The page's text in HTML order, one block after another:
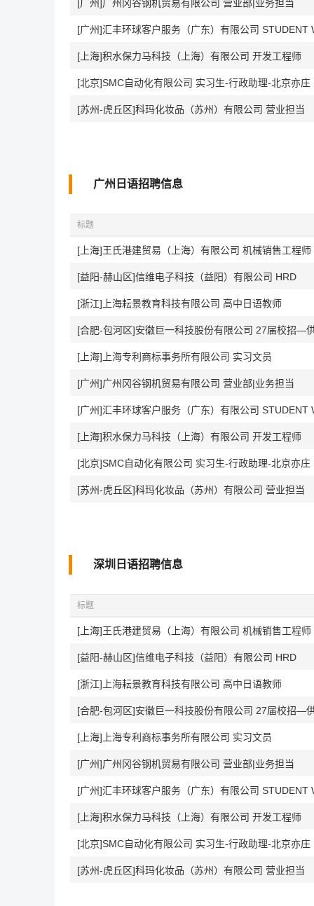
[广州]广州冈谷钢机贸易有限公司 营业部|业务担当
[上海]积水保力马科技（上海）有限公司 开发工程师
[北京]SMC自动化有限公司 实习生-行政助理-北京亦庄
[苏州-虎丘区]科玛化妆品（苏州）有限公司 营业担当
广州日语招聘信息
标题
[上海]王氏港建贸易（上海）有限公司 机械销售工程师
[益阳-赫山区]信维电子科技（益阳）有限公司 HRD
[浙江]上海耘景教育科技有限公司 高中日语教师
[合肥-包河区]安徽巨一科技股份有限公司 27届校招—
[上海]上海专利商标事务所有限公司 实习文员
[广州]广州冈谷钢机贸易有限公司 营业部|业务担当
[上海]积水保力马科技（上海）有限公司 开发工程师
[北京]SMC自动化有限公司 实习生-行政助理-北京亦庄
[苏州-虎丘区]科玛化妆品（苏州）有限公司 营业担当
深圳日语招聘信息
标题
[上海]王氏港建贸易（上海）有限公司 机械销售工程师
[益阳-赫山区]信维电子科技（益阳）有限公司 HRD
[浙江]上海耘景教育科技有限公司 高中日语教师
[合肥-包河区]安徽巨一科技股份有限公司 27届校招—
[上海]上海专利商标事务所有限公司 实习文员
[广州]广州冈谷钢机贸易有限公司 营业部|业务担当
[上海]积水保力马科技（上海）有限公司 开发工程师
[北京]SMC自动化有限公司 实习生-行政助理-北京亦庄
[苏州-虎丘区]科玛化妆品（苏州）有限公司 营业担当